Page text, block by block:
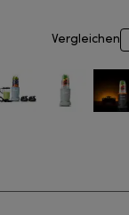
Vergleichen